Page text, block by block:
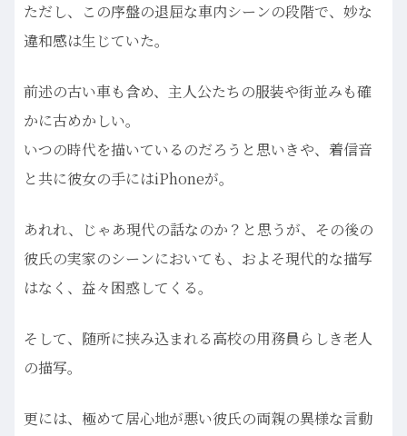
ただし、この序盤の退屈な車内シーンの段階で、妙な
違和感は生じていた。
前述の古い車も含め、主人公たちの服装や街並みも確
かに古めかしい。
いつの時代を描いているのだろうと思いきや、着信音
と共に彼女の手にはiPhoneが。
あれれ、じゃあ現代の話なのか？と思うが、その後の
彼氏の実家のシーンにおいても、およそ現代的な描写
はなく、益々困惑してくる。
そして、随所に挟み込まれる高校の用務員らしき老人
の描写。
更には、極めて居心地が悪い彼氏の両親の異様な言動